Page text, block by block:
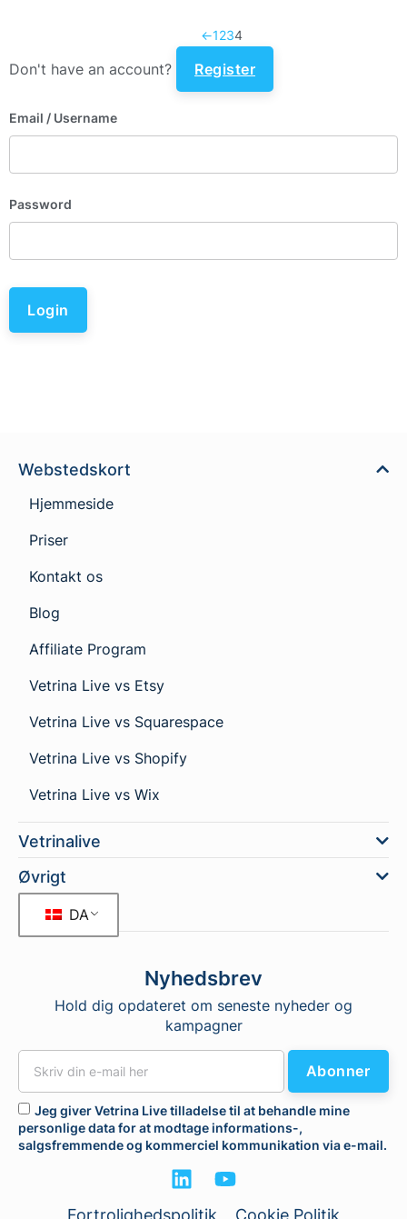
←1234
Don't have an account? Register
Email / Username
Password
Login
Webstedskort
Hjemmeside
Priser
Kontakt os
Blog
Affiliate Program
Vetrina Live vs Etsy
Vetrina Live vs Squarespace
Vetrina Live vs Shopify
Vetrina Live vs Wix
Vetrinalive
Øvrigt
DA
Nyhedsbrev
Hold dig opdateret om seneste nyheder og
kampagner
Jeg giver Vetrina Live tilladelse til at behandle mine
personlige data for at modtage informations-,
salgsfremmende og kommerciel kommunikation via e-mail.
Abonner
Fortrolighedspolitik Cookie Politik